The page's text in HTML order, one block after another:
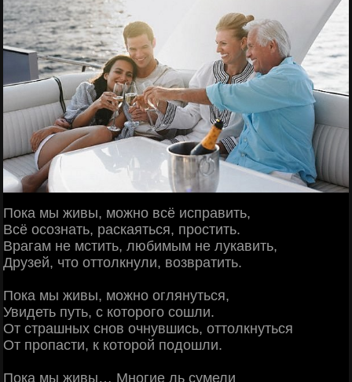
Пока мы живы, можно всё исправить,
Всё осознать, раскаяться, простить.
Врагам не мстить, любимым не лукавить,
Друзей, что оттолкнули, возвратить.
Пока мы живы, можно оглянуться,
Увидеть путь, с которого сошли.
От страшных снов очнувшись, оттолкнуться
От пропасти, к которой подошли.
Пока мы живы… Многие ль сумели